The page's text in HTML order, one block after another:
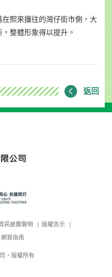
熙來攘往的灣仔街市側，大
整體形象得以提升。
返回
訊披露聲明
版權告示
網頁指南
，版權所有